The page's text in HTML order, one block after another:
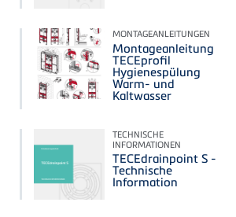
MONTAGEANLEITUNGEN
Montageanleitung
TECEprofil
Hygienespülung
Warm- und
Kaltwasser
TECHNISCHE
INFORMATIONEN
TECEdrainpoint S -
Technische
Information